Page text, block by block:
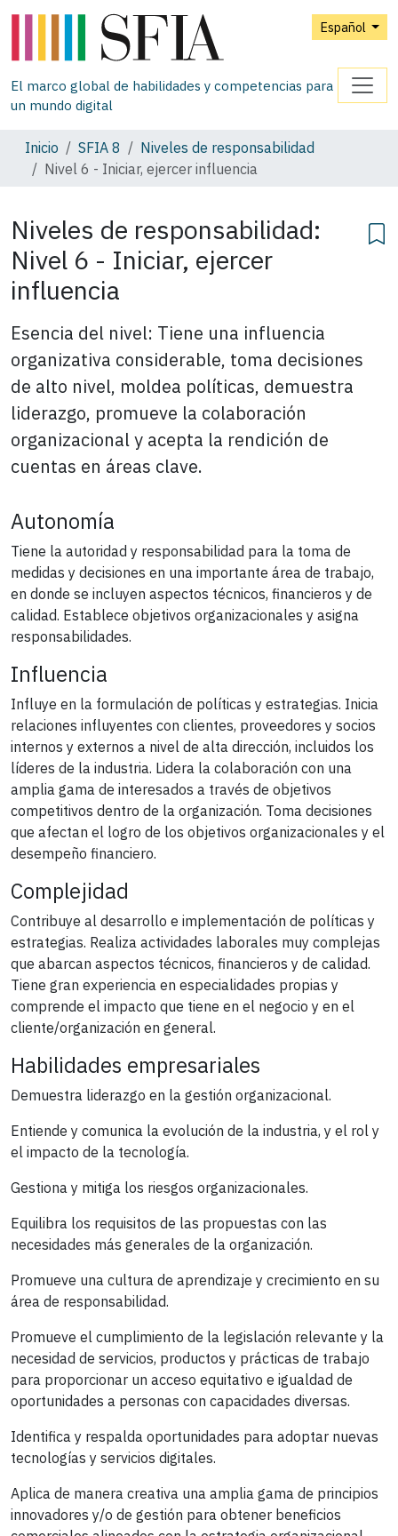
Español
El marco global de habilidades y competencias para
un mundo digital
Inicio SFIA 8
Niveles de responsabilidad
Nivel 6 - Iniciar, ejercer influencia
Niveles de responsabilidad:
Nivel 6 - Iniciar, ejercer
influencia
Esencia del nivel: Tiene una influencia
organizativa considerable, toma decisiones
de alto nivel, moldea políticas, demuestra
liderazgo, promueve la colaboración
organizacional y acepta la rendición de
cuentas en áreas clave.
Autonomía
Tiene la autoridad y responsabilidad para la toma de
medidas y decisiones en una importante área de trabajo,
en donde se incluyen aspectos técnicos, financieros y de
calidad. Establece objetivos organizacionales y asigna
responsabilidades.
Influencia
Influye en la formulación de políticas y estrategias. Inicia
relaciones influyentes con clientes, proveedores y socios
internos y externos a nivel de alta dirección, incluidos los
líderes de la industria. Lidera la colaboración con una
amplia gama de interesados a través de objetivos
competitivos dentro de la organización. Toma decisiones
que afectan el logro de los objetivos organizacionales y el
desempeño financiero.
Complejidad
Contribuye al desarrollo e implementación de políticas y
estrategias. Realiza actividades laborales muy complejas
que abarcan aspectos técnicos, financieros y de calidad.
Tiene gran experiencia en especialidades propias y
comprende el impacto que tiene en el negocio y en el
cliente/organización en general.
Habilidades empresariales
Demuestra liderazgo en la gestión organizacional.
Entiende y comunica la evolución de la industria, y el rol y
el impacto de la tecnología.
Gestiona y mitiga los riesgos organizacionales.
Equilibra los requisitos de las propuestas con las
necesidades más generales de la organización.
Promueve una cultura de aprendizaje y crecimiento en su
área de responsabilidad.
Promueve el cumplimiento de la legislación relevante y la
necesidad de servicios, productos y prácticas de trabajo
para proporcionar un acceso equitativo e igualdad de
oportunidades a personas con capacidades diversas.
Identifica y respalda oportunidades para adoptar nuevas
tecnologías y servicios digitales.
Aplica de manera creativa una amplia gama de principios
innovadores y/o de gestión para obtener beneficios